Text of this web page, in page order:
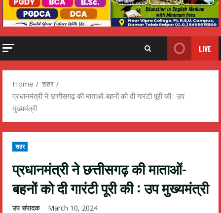
LIVE
Home
शहर
प्रधानमंत्री ने छत्तीसगढ़ की माताओं-बहनों को दी गारंटी पूरी की : उप
मुख्यमंत्री
शहर
प्रधानमंत्री ने छत्तीसगढ़ की माताओं-
बहनों को दी गारंटी पूरी की : उप मुख्यमंत्री
उप संपादक March 10, 2024